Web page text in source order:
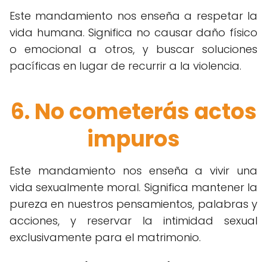
Este mandamiento nos enseña a respetar la
vida humana. Significa no causar daño físico
o emocional a otros, y buscar soluciones
pacíficas en lugar de recurrir a la violencia.
6. No cometerás actos
impuros
Este mandamiento nos enseña a vivir una
vida sexualmente moral. Significa mantener la
pureza en nuestros pensamientos, palabras y
acciones, y reservar la intimidad sexual
exclusivamente para el matrimonio.